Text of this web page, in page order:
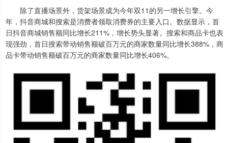
除了直播场景外，货架场景成为今年双11的另一增长引擎。今
年，抖音商城和搜索是消费者领取消费券的主要入口。数据显示，首
日抖音商城销售额同比增长211%，增长势头显著。搜索和商品卡也表
现强劲，首日搜索带动销售额破百万元的商家数量同比增长388%，商
品卡带动销售额破百万元的商家数量同比增长406%。